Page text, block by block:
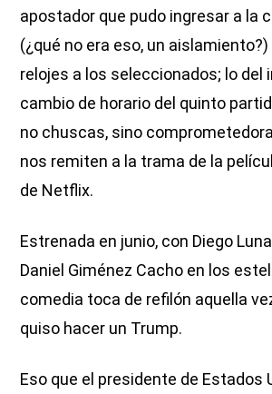
apostador que pudo ingresar a la
(¿qué no era eso, un
relojes a los seleccionados; lo del
cambio de horario del quinto
no chuscas, sino
nos remiten a la trama de la
de Netflix.
Estrenada en junio, con Diego
Daniel Giménez Cacho en los
comedia toca de refilón aquella
quiso hacer un Trump.
Eso que el presidente de Estados